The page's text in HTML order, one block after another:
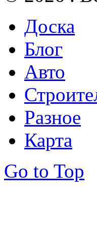
Доска
Блог
Авто
Разное
Карта
Go to Top